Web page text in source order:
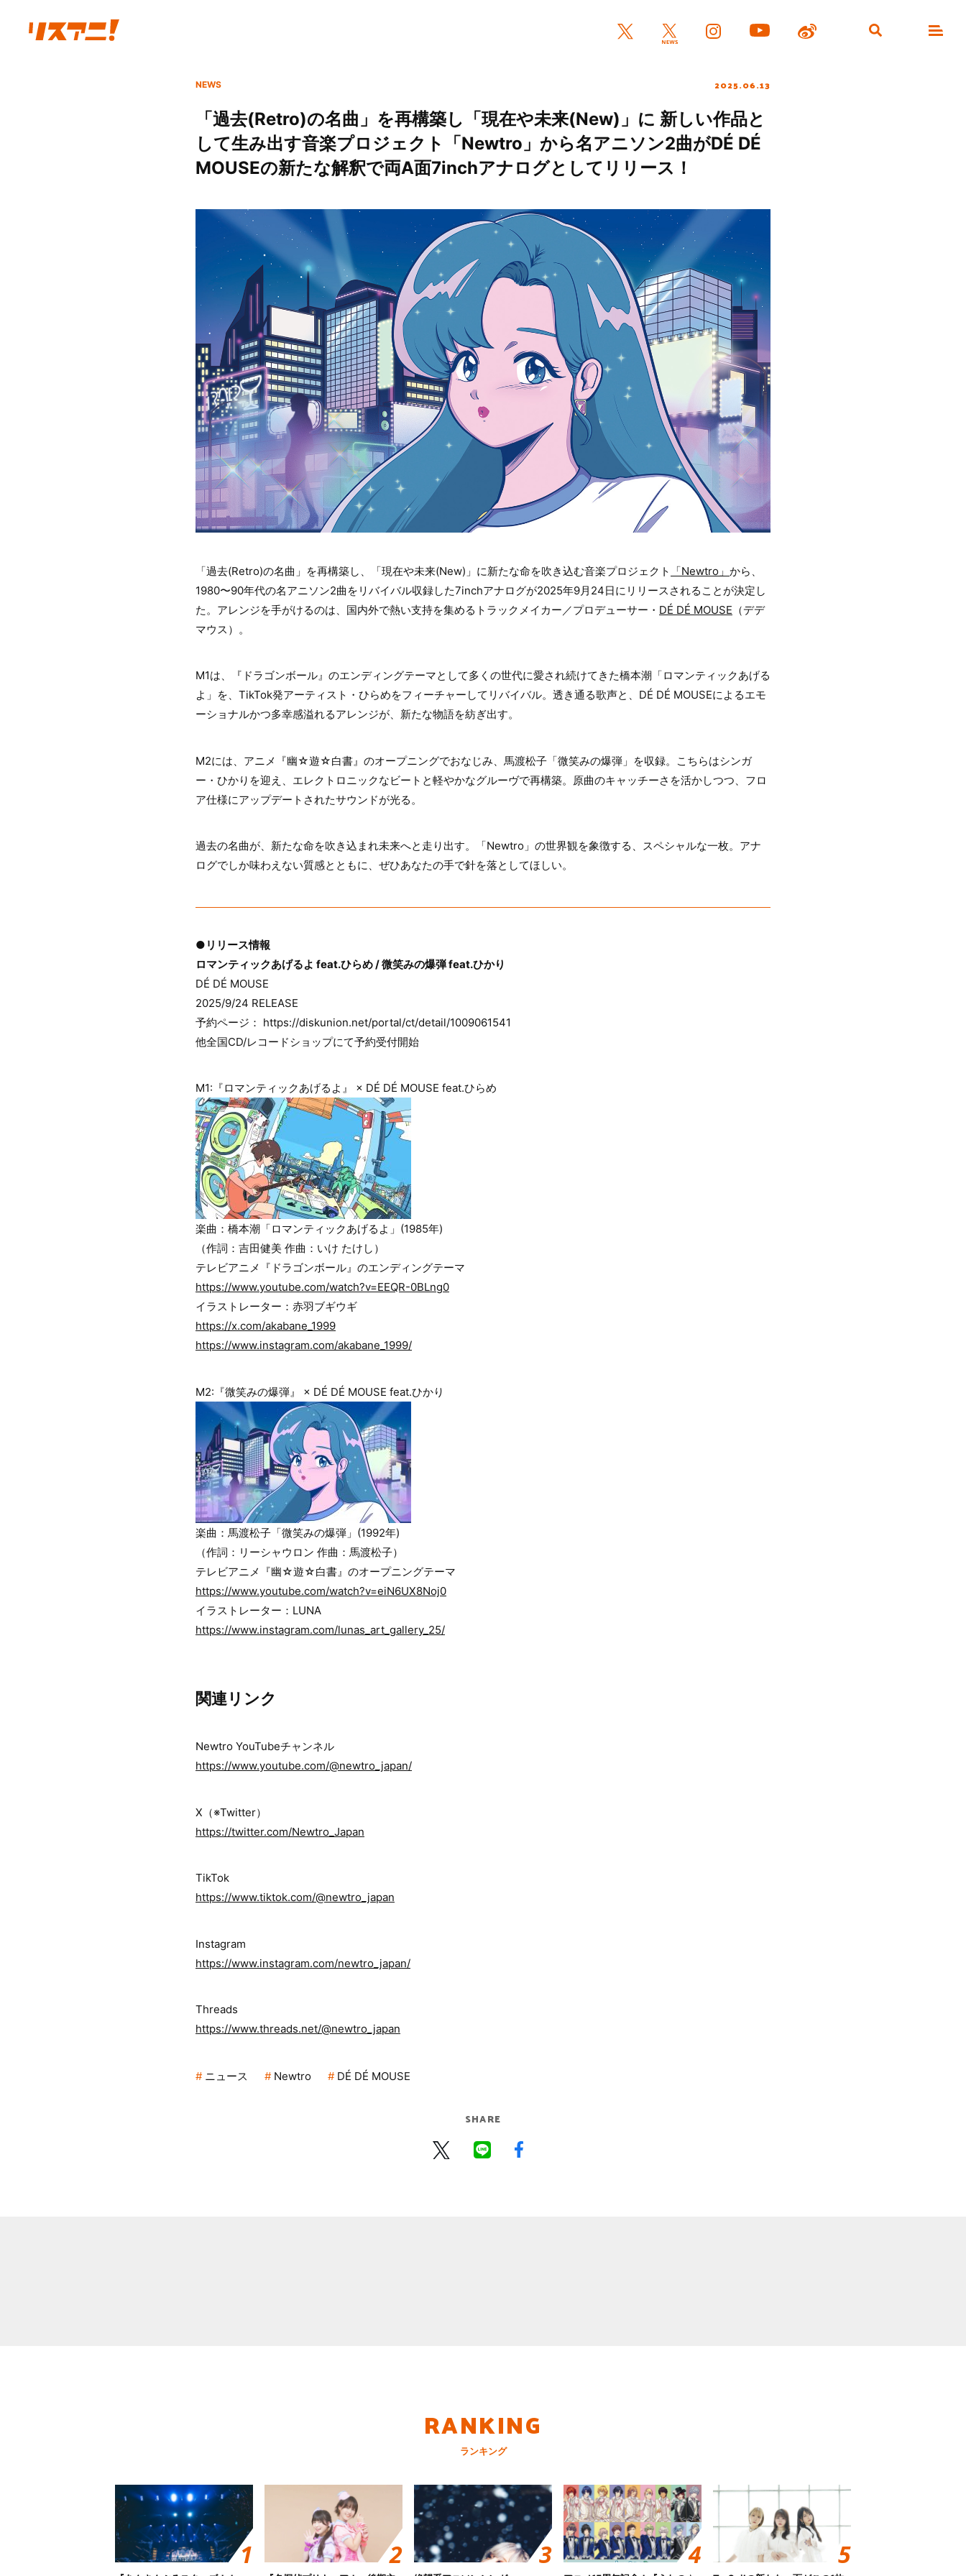
NEWS 2025.06.13
「過去(Retro)の名曲」を再構築し「現在や未来(New)」に 新しい作品と
して生み出す音楽プロジェクト「Newtro」から名アニソン2曲がDÉ DÉ
MOUSEの新たな解釈で両A面7inchアナログとしてリリース！
「過去(Retro)の名曲」を再構築し、「現在や未来(New)」に新たな命を吹き込む音楽プロジェクト 「Newtro」 から、
1980〜90年代の名アニソン2曲をリバイバル収録した7inchアナログが2025年9月24日にリリースされることが決定し
た。アレンジを手がけるのは、国内外で熱い支持を集めるトラックメイカー／プロデューサー・ DÉ DÉ MOUSE （デデ
マウス）。
M1は、『ドラゴンボール』のエンディングテーマとして多くの世代に愛され続けてきた橋本潮「ロマンティックあげる
よ」を、TikTok発アーティスト・ひらめをフィーチャーしてリバイバル。透き通る歌声と、DÉ DÉ MOUSEによるエモ
ーショナルかつ多幸感溢れるアレンジが、新たな物語を紡ぎ出す。
M2には、アニメ『幽☆遊☆白書』のオープニングでおなじみ、馬渡松子「微笑みの爆弾」を収録。こちらはシンガ
ー・ひかりを迎え、エレクトロニックなビートと軽やかなグルーヴで再構築。原曲のキャッチーさを活かしつつ、フロ
ア仕様にアップデートされたサウンドが光る。
過去の名曲が、新たな命を吹き込まれ未来へと走り出す。「Newtro」の世界観を象徴する、スペシャルな一枚。アナ
ログでしか味わえない質感とともに、ぜひあなたの手で針を落としてほしい。
●リリース情報
ロマンティックあげるよ feat.ひらめ / 微笑みの爆弾 feat.ひかり
DÉ DÉ MOUSE
2025/9/24 RELEASE
予約ページ： https://diskunion.net/portal/ct/detail/1009061541
他全国CD/レコードショップにて予約受付開始
M1:『ロマンティックあげるよ』 × DÉ DÉ MOUSE feat.ひらめ
楽曲：橋本潮「ロマンティックあげるよ」(1985年)
（作詞：吉田健美 作曲：いけ たけし）
テレビアニメ『ドラゴンボール』のエンディングテーマ
https://www.youtube.com/watch?v=EEQR-0BLng0
イラストレーター：赤羽ブギウギ
https://x.com/akabane_1999
https://www.instagram.com/akabane_1999/
M2:『微笑みの爆弾』 × DÉ DÉ MOUSE feat.ひかり
楽曲：馬渡松子「微笑みの爆弾」(1992年)
（作詞：リーシャウロン 作曲：馬渡松子）
テレビアニメ『幽☆遊☆白書』のオープニングテーマ
https://www.youtube.com/watch?v=eiN6UX8Noj0
イラストレーター：LUNA
https://www.instagram.com/lunas_art_gallery_25/
関連リンク
Newtro YouTubeチャンネル
https://www.youtube.com/@newtro_japan/
X（※Twitter）
https://twitter.com/Newtro_Japan
TikTok
https://www.tiktok.com/@newtro_japan
Instagram
https://www.instagram.com/newtro_japan/
Threads
https://www.threads.net/@newtro_japan
ニュース Newtro DÉ DÉ MOUSE
SHARE
RANKING
ランキング